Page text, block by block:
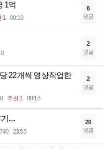
1억
1 00:19
6
댓글
2
댓글
22개씩 영상작업한
추천 1 00:15
2
댓글
....
23:55
20
댓글